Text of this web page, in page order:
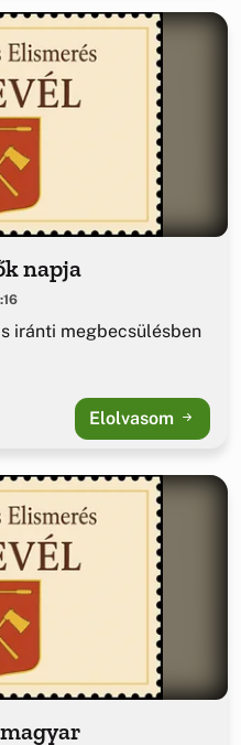
napja
iránti megbecsülésben
Elolvasom